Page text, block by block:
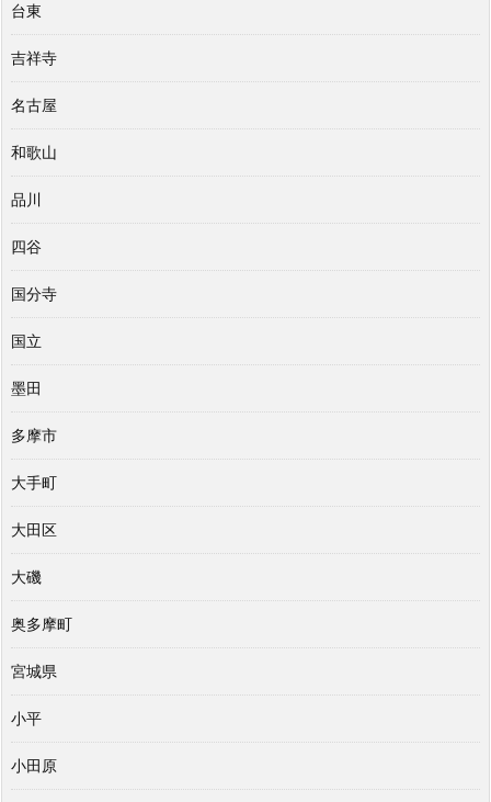
台東
吉祥寺
名古屋
和歌山
品川
四谷
国分寺
国立
墨田
多摩市
大手町
大田区
大磯
奥多摩町
宮城県
小平
小田原